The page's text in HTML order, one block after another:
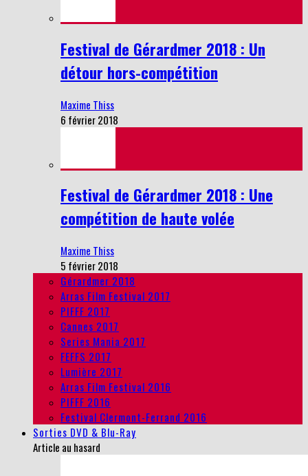
Festival de Gérardmer 2018 : Un
détour hors-compétition
Maxime Thiss
6 février 2018
Festival de Gérardmer 2018 : Une
compétition de haute volée
Maxime Thiss
5 février 2018
Gérardmer 2018
Arras Film Festival 2017
PIFFF 2017
Cannes 2017
Series Mania 2017
FEFFS 2017
Lumière 2017
Arras Film Festival 2016
PIFFF 2016
Festival Clermont-Ferrand 2016
Sorties DVD & Blu-Ray
Article au hasard